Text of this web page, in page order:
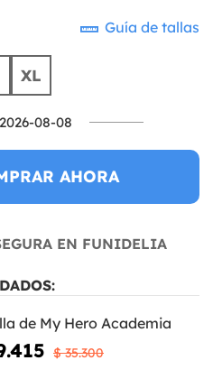
Guía de tallas
XL
08-08
AHORA
EN FUNIDELIA
de My Hero Academia
$ 35.300